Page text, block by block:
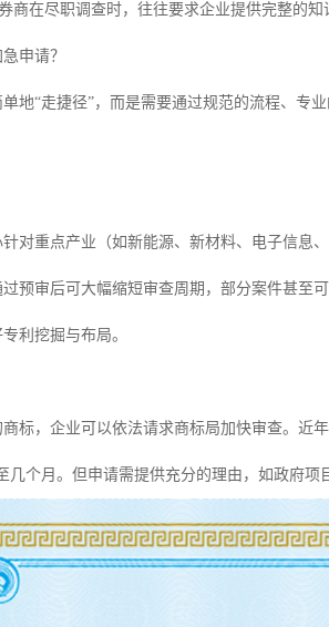
商在尽职调查时，往往要求企业提供完整的
申请？
地“走捷径”，而是需要通过规范的流程、专
对重点产业（如新能源、新材料、电子信息
预审后可大幅缩短审查周期，部分案件甚至
利挖掘与布局。
标，企业可以依法请求商标局加快审查。近
几个月。但申请需提供充分的理由，如政府项